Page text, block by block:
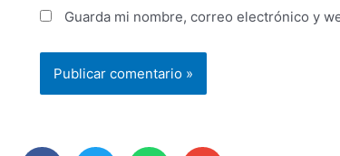
Guarda mi nombre, correo electrónico y